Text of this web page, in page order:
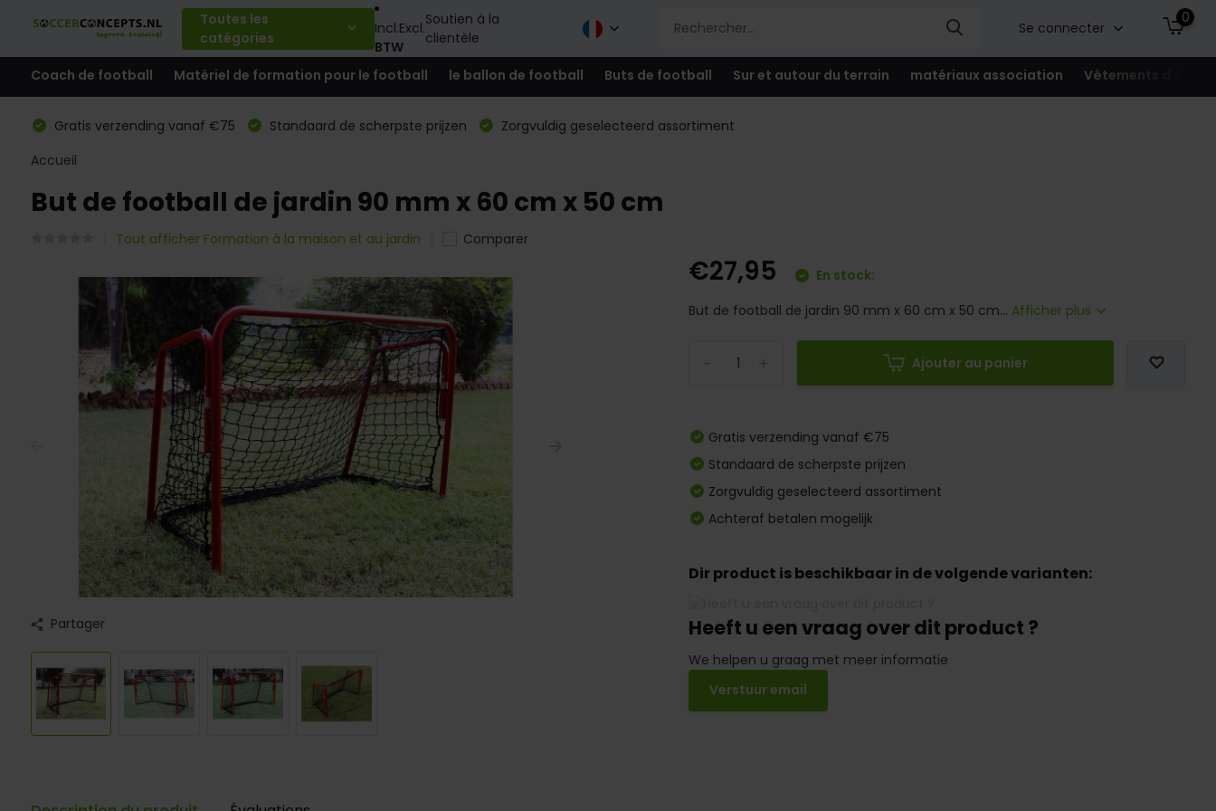
Toutes les
catégories
Incl.Excl.
BTW
Soutien à la
clientèle
Se connecter
0
Coach de football Matériel de formation pour le football le ballon de football Buts de football Sur et autour du terrain matériaux association Vêtements
Gratis verzending vanaf €75 Standaard de scherpste prijzen
Zorgvuldig geselecteerd assortiment
Accueil
But de football de jardin 90 mm x 60 cm x 50 cm
Tout afficher Formation à la maison et au jardin Comparer
Partager
€27,95
En stock:
But de football de jardin 90 mm x 60 cm x 50 cm... Afficher plus
Ajouter au panier
Gratis verzending vanaf €75
Standaard de scherpste prijzen
Zorgvuldig geselecteerd assortiment
Achteraf betalen mogelijk
Dir product is beschikbaar in de volgende varianten:
Heeft u een vraag over dit product ?
We helpen u graag met meer informatie
Verstuur email